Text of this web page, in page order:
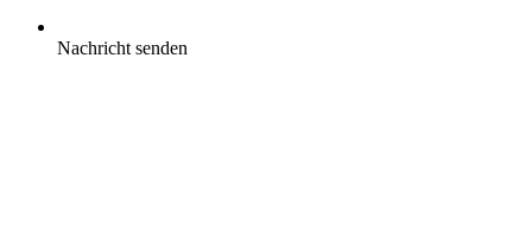
Nachricht senden